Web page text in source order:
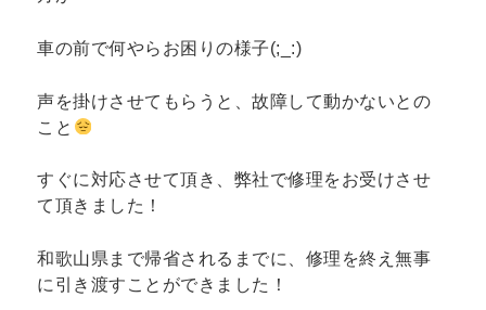
車の前で何やらお困りの様子(;_:)
声を掛けさせてもらうと、故障して動かないとの
こと
すぐに対応させて頂き、弊社で修理をお受けさせ
て頂きました！
和歌山県まで帰省されるまでに、修理を終え無事
に引き渡すことができました！